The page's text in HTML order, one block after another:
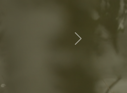
Következő